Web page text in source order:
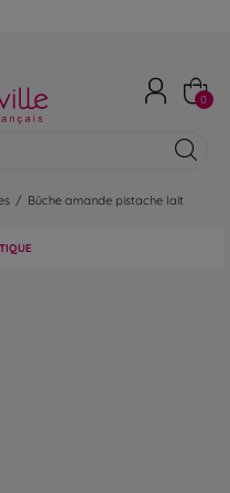
0
/ Bûche amande pistache lait